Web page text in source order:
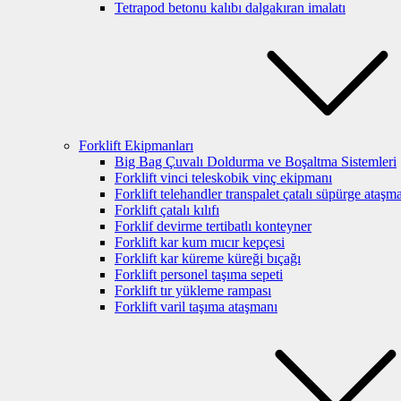
Tetrapod betonu kalıbı dalgakıran imalatı
Forklift Ekipmanları
Big Bag Çuvalı Doldurma ve Boşaltma Sistemleri
Forklift vinci teleskobik vinç ekipmanı
Forklift telehandler transpalet çatalı süpürge
Forklift çatalı kılıfı
Forklif devirme tertibatlı konteyner
Forklift kar kum mıcır kepçesi
Forklift kar küreme küreği bıçağı
Forklift personel taşıma sepeti
Forklift tır yükleme rampası
Forklift varil taşıma ataşmanı